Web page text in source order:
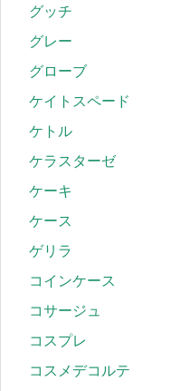
グッチ
グレー
グローブ
ケイトスペード
ケトル
ケラスターゼ
ケーキ
ケース
ゲリラ
コインケース
コサージュ
コスプレ
コスメデコルテ